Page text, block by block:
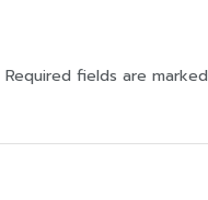
Required fields are marked